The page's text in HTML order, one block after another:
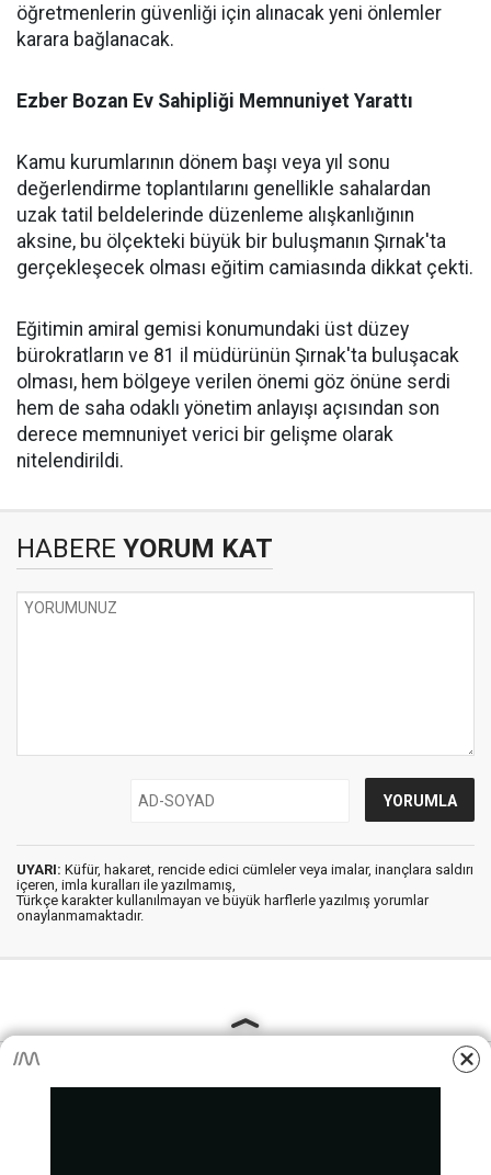
öğretmenlerin güvenliği için alınacak yeni önlemler
karara bağlanacak.
​Ezber Bozan Ev Sahipliği Memnuniyet Yarattı
​Kamu kurumlarının dönem başı veya yıl sonu
değerlendirme toplantılarını genellikle sahalardan
uzak tatil beldelerinde düzenleme alışkanlığının
aksine, bu ölçekteki büyük bir buluşmanın Şırnak'ta
gerçekleşecek olması eğitim camiasında dikkat çekti.
​Eğitimin amiral gemisi konumundaki üst düzey
bürokratların ve 81 il müdürünün Şırnak'ta buluşacak
olması, hem bölgeye verilen önemi göz önüne serdi
hem de saha odaklı yönetim anlayışı açısından son
derece memnuniyet verici bir gelişme olarak
nitelendirildi.
HABERE YORUM KAT
UYARI: Küfür, hakaret, rencide edici cümleler veya imalar, inançlara saldırı
içeren, imla kuralları ile yazılmamış,
Türkçe karakter kullanılmayan ve büyük harflerle yazılmış yorumlar
onaylanmamaktadır.
AjansKamu.Net - Memur, Meb Personel ve Kamudan Haber